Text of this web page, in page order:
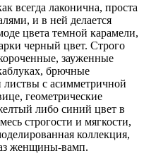
всегда лаконична, проста
и в ней делается
цвета темной карамели,
черный цвет. Строго
зауженные
брючные
с асимметричной
геометрические
либо синий цвет в
строгости и мягкости,
коллекция,
женщины-вамп.